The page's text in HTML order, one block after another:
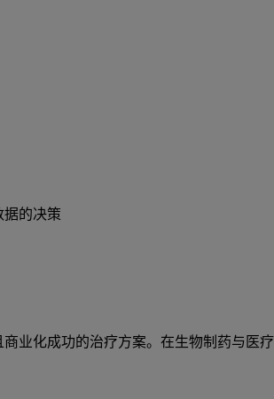
据的决策
业化成功的治疗方案。在生物制药与医